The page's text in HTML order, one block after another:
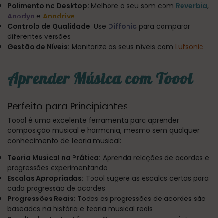
Polimento no Desktop: Melhore o seu som com Reverbia,
Anodyn e Anadrive
Controlo de Qualidade: Use Diffonic para comparar
diferentes versões
Gestão de Níveis: Monitorize os seus níveis com Lufsonic
Aprender Música com Toool
Perfeito para Principiantes
Toool é uma excelente ferramenta para aprender
composição musical e harmonia, mesmo sem qualquer
conhecimento de teoria musical:
Teoria Musical na Prática: Aprenda relações de acordes e
progressões experimentando
Escalas Apropriadas: Toool sugere as escalas certas para
cada progressão de acordes
Progressões Reais: Todas as progressões de acordes são
baseadas na história e teoria musical reais